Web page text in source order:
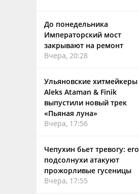
До понедельника
Императорский мост
закрывают на ремонт
Вчера, 20:28
Ульяновские хитмейкеры
Aleks Ataman & Finik
выпустили новый трек
«Пьяная луна»
Вчера, 17:56
Чепухин бьет тревогу: его
подсолнухи атакуют
прожорливые гусеницы
Вчера, 17:55